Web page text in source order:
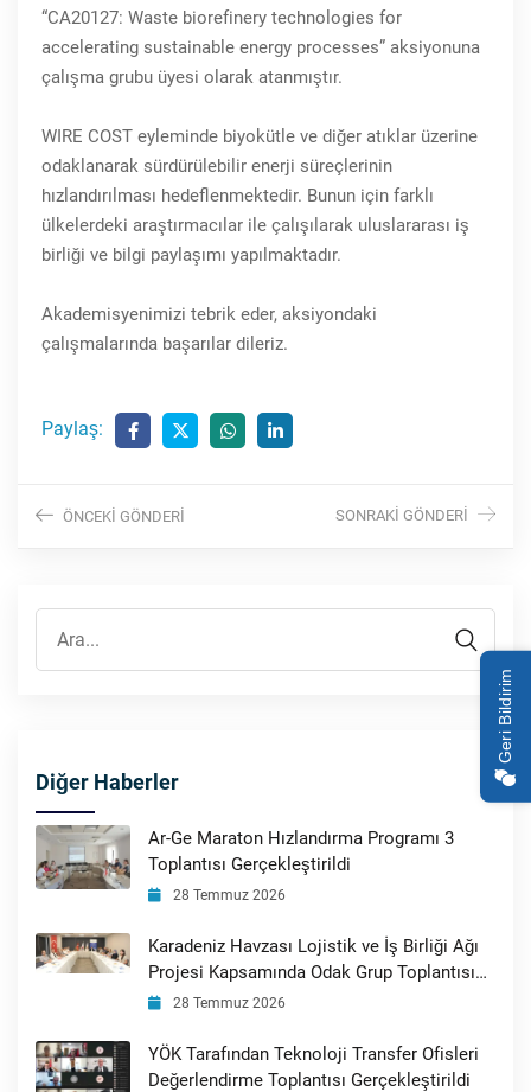
Geri Bildirim
“CA20127: Waste biorefinery technologies for
accelerating sustainable energy processes” aksiyonuna
çalışma grubu üyesi olarak atanmıştır.
WIRE COST eyleminde biyokütle ve diğer atıklar üzerine
odaklanarak sürdürülebilir enerji süreçlerinin
hızlandırılması hedeflenmektedir. Bunun için farklı
ülkelerdeki araştırmacılar ile çalışılarak uluslararası iş
birliği ve bilgi paylaşımı yapılmaktadır.
Akademisyenimizi tebrik eder, aksiyondaki
çalışmalarında başarılar dileriz.
Paylaş:
ÖNCEKI GÖNDERI SONRAKI GÖNDERI
Diğer Haberler
Ar-Ge Maraton Hızlandırma Programı 3
Toplantısı Gerçekleştirildi
28 Temmuz 2026
Karadeniz Havzası Lojistik ve İş Birliği Ağı
Projesi Kapsamında Odak Grup Toplantısı
Gerçekleştirildi
28 Temmuz 2026
YÖK Tarafından Teknoloji Transfer Ofisleri
Değerlendirme Toplantısı Gerçekleştirildi